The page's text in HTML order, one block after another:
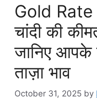
Gold
चांदी की
जानिए आपके
ताज़ा भाव
October 31, 2025 by